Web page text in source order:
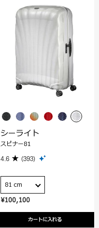
¥100,100
カートに入れる
シーライト
スピナー81
4.6 (393)
81 cm